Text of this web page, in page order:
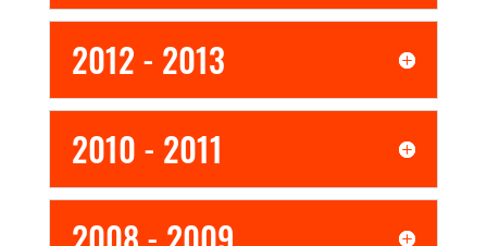
2012 - 2013
2010 - 2011